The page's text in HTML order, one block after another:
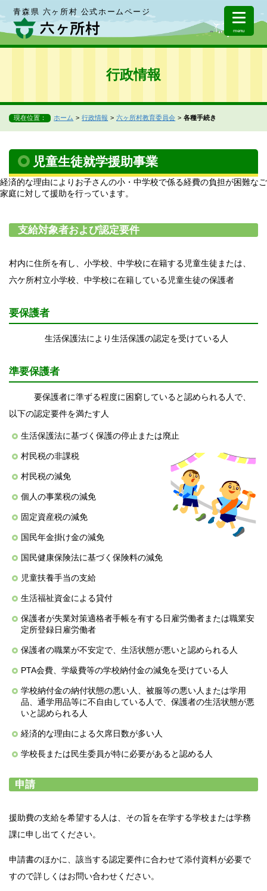
青森県 六ヶ所村 公式ホームページ
menu
行政情報
現在位置： ホーム 行政情報 六ヶ所村教育委員会 各種手続き
児童生徒就学援助事業
経済的な理由によりお子さんの小・中学校で係る経費の負担が困難なご
家庭に対して援助を行っています。
支給対象者および認定要件
村内に住所を有し、小学校、中学校に在籍する児童生徒または、
六ケ所村立小学校、中学校に在籍している児童生徒の保護者
要保護者
生活保護法により生活保護の認定を受けている人
準要保護者
要保護者に準ずる程度に困窮していると認められる人で、
以下の認定要件を満たす人
生活保護法に基づく保護の停止または廃止
村民税の非課税
村民税の減免
個人の事業税の減免
固定資産税の減免
国民年金掛け金の減免
国民健康保険法に基づく保険料の減免
児童扶養手当の支給
生活福祉資金による貸付
保護者が失業対策適格者手帳を有する日雇労働者または職業安
定所登録日雇労働者
保護者の職業が不安定で、生活状態が悪いと認められる人
PTA会費、学級費等の学校納付金の減免を受けている人
学校納付金の納付状態の悪い人、被服等の悪い人または学用
品、通学用品等に不自由している人で、保護者の生活状態が悪
いと認められる人
経済的な理由による欠席日数が多い人
学校長または民生委員が特に必要があると認める人
申請
援助費の支給を希望する人は、その旨を在学する学校または学務
課に申し出てください。
申請書のほかに、該当する認定要件に合わせて添付資料が必要で
すので詳しくはお問い合わせください。